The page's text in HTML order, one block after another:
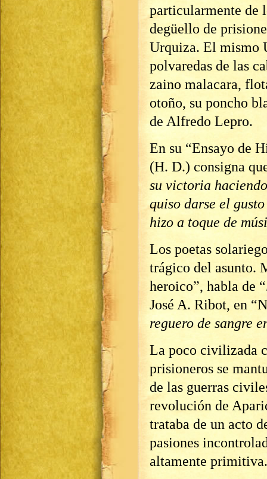
particularmente de
degüello de
Urquiza. El mismo
polvaredas de las
zaino malacara,
otoño, su poncho
de Alfredo Lepro.
En su “Ensayo de
(H. D.) consigna
su victoria
quiso darse el
hizo a toque de
Los poetas
trágico del asunto.
heroico”, habla de “
José A. Ribot, en
reguero de sangre
La poco civilizada
prisioneros se
de las guerras
revolución de
trataba de un acto
pasiones
altamente primitiva.